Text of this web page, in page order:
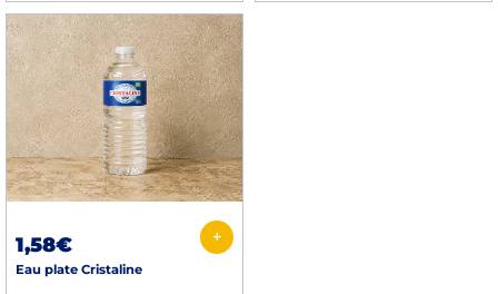
1,58€ +
Eau plate Cristaline